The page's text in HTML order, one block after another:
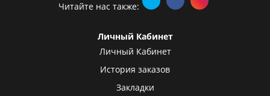
Читайте нас также:
Личный Кабинет
Личный Кабинет
История заказов
Закладки